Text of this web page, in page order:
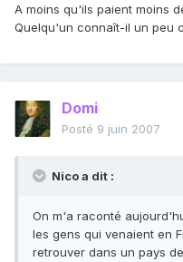
A moins qu'ils paient moins
Quelqu'un connaît-il un peu
Domi
Posté 9 juin 2007
Nico a dit :
On m'a raconté
les gens qui venaient en
retrouver dans un pays